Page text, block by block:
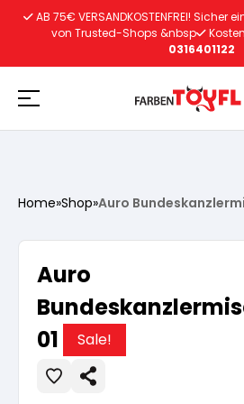
Vorbereitung
Wasserlösliche Grundierung
Lösemittelhältige Grundierung
Lacke
Vorbereitung
Wasserlösliche Grundierung
Autoreparatur
Vorbereitung
Innenfarben
AB 75€ VERSANDKOSTENFREI!
von Trusted-Shops &nbsp
0316401122
Home»Shop»Auro
Auro
01
Sale!